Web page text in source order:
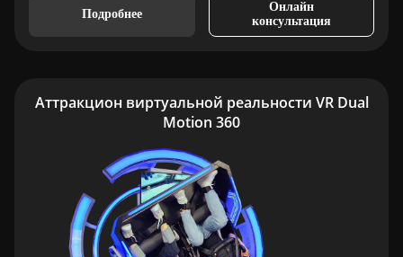
Подробнее
Онлайн
консультация
Аттракцион виртуальной реальности VR Dual
Motion 360